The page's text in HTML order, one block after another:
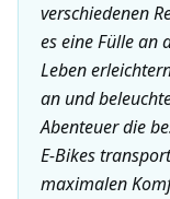
verschiedenen
es eine Fülle an
Leben
an und
Abenteuer die
E-Bikes
maximalen